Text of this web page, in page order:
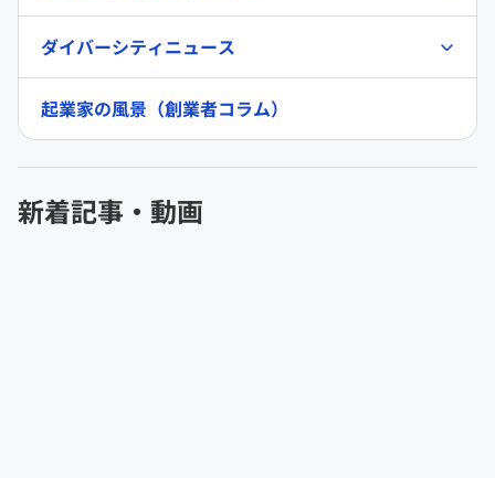
ダイバーシティニュース
起業家の風景（創業者コラム）
新着記事・動画